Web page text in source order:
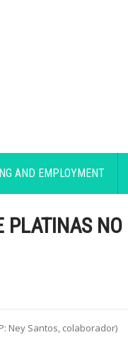
AND EMPLOYMENT
PLATINAS NO
Ney Santos, colaborador)